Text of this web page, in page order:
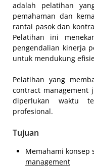
adalah pelatihan
pemahaman dan
rantai pasok dan
Pelatihan ini
pengendalian kinerja
untuk mendukung
Pelatihan yang
contract management
diperlukan waktu
profesional.
Tujuan
Memahami konsep
management